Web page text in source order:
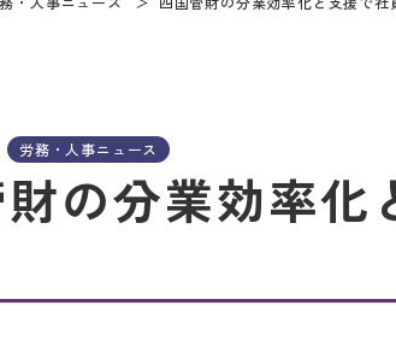
労務・人事ニュース
の分業効率化